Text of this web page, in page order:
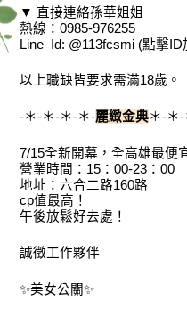
▼ 直接連絡孫華姐姐
熱線：0985-976255
Line Id: @113fcsmi (點擊ID
以上職缺皆要求需滿18歲。
-＊-＊-＊-＊-麗緻金典＊-＊
7/15全新開幕，全高雄最便
營業時間：15：00-23：00
地址：六合二路160路
cp值最高！
午後放鬆好去處！
誠徵工作夥伴
✨美女公關✨